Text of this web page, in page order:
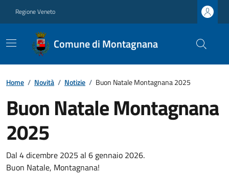
Regione Veneto
Comune di Montagnana
Home / Novità / Notizie / Buon Natale Montagnana 2025
Buon Natale Montagnana
2025
Dal 4 dicembre 2025 al 6 gennaio 2026.
Buon Natale, Montagnana!